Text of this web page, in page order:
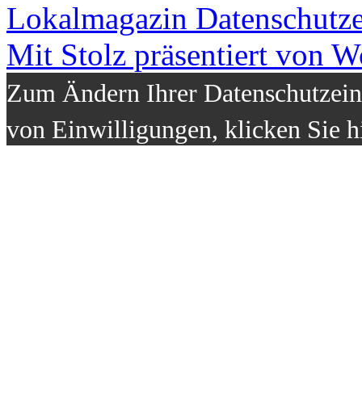
Lokalmagazin
Mit Stolz präsentiert von
Zum Ändern Ihrer
von Einwilligungen, klicken Sie